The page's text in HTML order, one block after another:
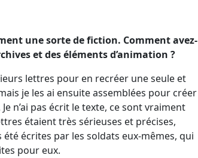
une sorte de fiction. Comment avez-
et des éléments d’animation ?
lettres pour en recréer une seule et
je les ai ensuite assemblées pour créer
n’ai pas écrit le texte, ce sont vraiment
étaient très sérieuses et précises,
écrites par les soldats eux-mêmes, qui
pour eux.